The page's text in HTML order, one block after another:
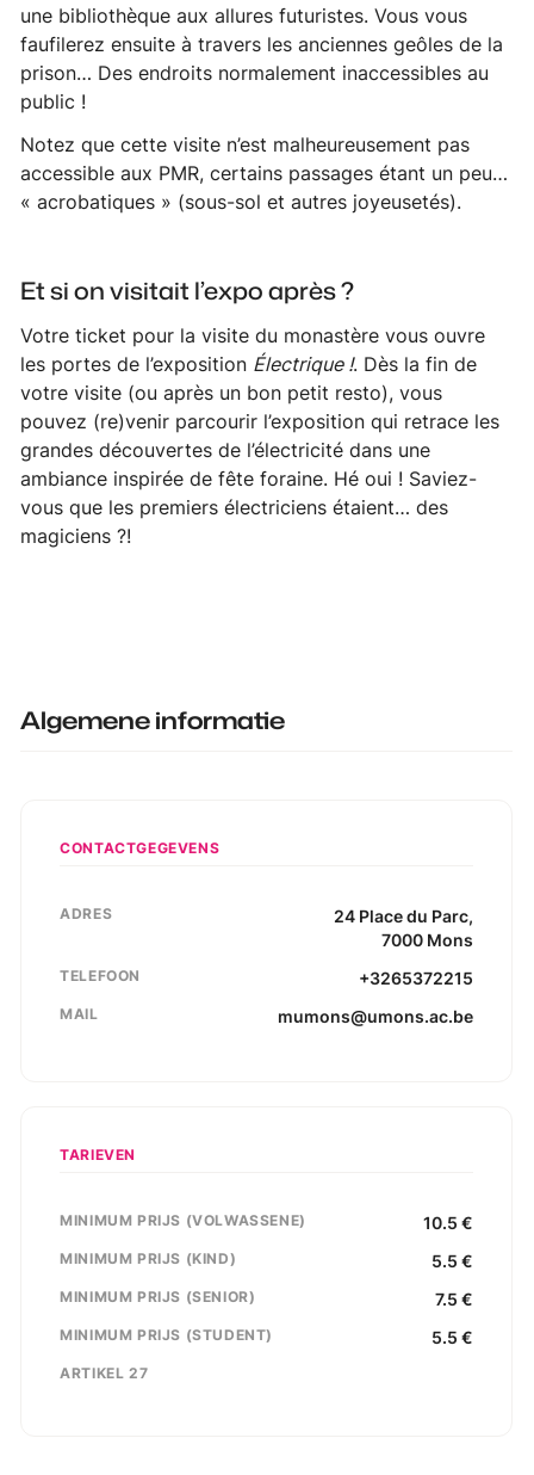
une bibliothèque aux allures futuristes. Vous vous
faufilerez ensuite à travers les anciennes geôles de la
prison… Des endroits normalement inaccessibles au
public !
Notez que cette visite n’est malheureusement pas
accessible aux PMR, certains passages étant un peu…
« acrobatiques » (sous-sol et autres joyeusetés).
Et si on visitait l’expo après ?
Votre ticket pour la visite du monastère vous ouvre
les portes de l’exposition Électrique !. Dès la fin de
votre visite (ou après un bon petit resto), vous
pouvez (re)venir parcourir l’exposition qui retrace les
grandes découvertes de l’électricité dans une
ambiance inspirée de fête foraine. Hé oui ! Saviez-
vous que les premiers électriciens étaient… des
magiciens ?!
Algemene informatie
CONTACTGEGEVENS
ADRES 24 Place du Parc,
7000 Mons
TELEFOON +3265372215
MAIL mumons@umons.ac.be
TARIEVEN
MINIMUM PRIJS (VOLWASSENE) 10.5 €
MINIMUM PRIJS (KIND) 5.5 €
MINIMUM PRIJS (SENIOR) 7.5 €
MINIMUM PRIJS (STUDENT) 5.5 €
ARTIKEL 27